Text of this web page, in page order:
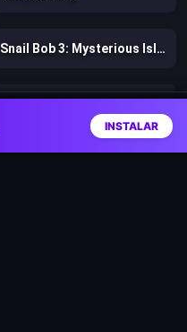
INSTALAR
Snail Bob 3: Mysterious Island